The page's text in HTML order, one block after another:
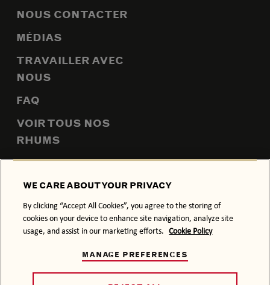
NOUS CONTACTER
MÉDIAS
TRAVAILLER AVEC
NOUS
FAQ
VOIR TOUS NOS
RHUMS
PLAN DU SITE
POLITIQUE DE CONFIDENTIALITÉ
POLITIQUE RELATIVE AUX
COOKIES
CONDITIONS GÉNÉRALES
L’ABUS D’ALCOOL NUIT À LA SANTÉ.
WE CARE ABOUT YOUR PRIVACY
By clicking “Accept All Cookies”, you agree to the storing of
cookies on your device to enhance site navigation, analyze site
usage, and assist in our marketing efforts. Cookie Policy
MANAGE PREFERENCES